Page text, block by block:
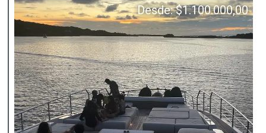
Desde:$1.100.000,00